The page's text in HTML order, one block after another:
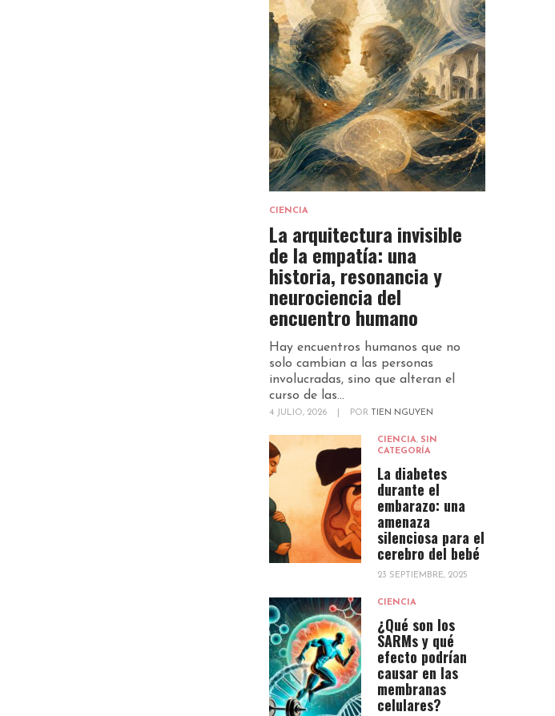
CIENCIA
La arquitectura invisible
de la empatía: una
historia, resonancia y
neurociencia del
encuentro humano
Hay encuentros humanos que no
solo cambian a las personas
involucradas, sino que alteran el
curso de las...
4 JULIO, 2026 POR TIEN NGUYEN
CIENCIA, SIN
CATEGORÍA
La diabetes
durante el
embarazo: una
amenaza
silenciosa para el
cerebro del bebé
23 SEPTIEMBRE, 2025
CIENCIA
¿Qué son los
SARMs y qué
efecto podrían
causar en las
membranas
celulares?